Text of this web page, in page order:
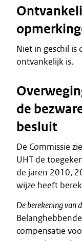
Niet in geschil is
ontvankelijk is.
de
besluit
De Commissie
UHT de
de jaren 2010,
wijze heeft
De berekening van
compensatie